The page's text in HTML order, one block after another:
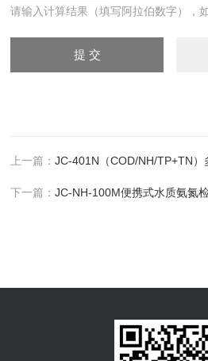
请输入计算结果（填写阿拉伯数字），
上一篇：JC-401N（COD/NH/TP+TN）
下一篇：JC-NH-100M便携式水质氨氮